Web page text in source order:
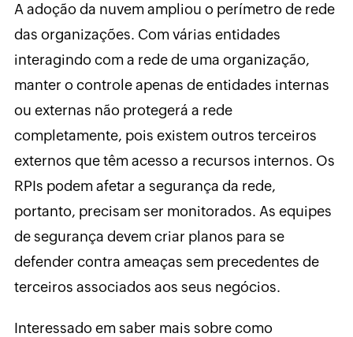
A adoção da nuvem ampliou o perímetro de rede
das organizações. Com várias entidades
interagindo com a rede de uma organização,
manter o controle apenas de entidades internas
ou externas não protegerá a rede
completamente, pois existem outros terceiros
externos que têm acesso a recursos internos. Os
RPIs podem afetar a segurança da rede,
portanto, precisam ser monitorados. As equipes
de segurança devem criar planos para se
defender contra ameaças sem precedentes de
terceiros associados aos seus negócios.
Interessado em saber mais sobre como